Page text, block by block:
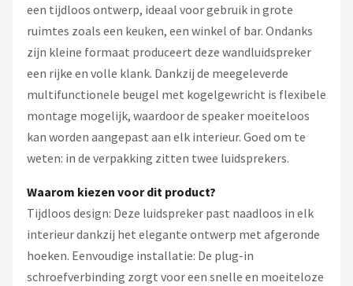
een tijdloos ontwerp, ideaal voor gebruik in grote
ruimtes zoals een keuken, een winkel of bar. Ondanks
zijn kleine formaat produceert deze wandluidspreker
een rijke en volle klank. Dankzij de meegeleverde
multifunctionele beugel met kogelgewricht is flexibele
montage mogelijk, waardoor de speaker moeiteloos
kan worden aangepast aan elk interieur. Goed om te
weten: in de verpakking zitten twee luidsprekers.
Waarom kiezen voor dit product?
Tijdloos design: Deze luidspreker past naadloos in elk
interieur dankzij het elegante ontwerp met afgeronde
hoeken. Eenvoudige installatie: De plug-in
schroefverbinding zorgt voor een snelle en moeiteloze